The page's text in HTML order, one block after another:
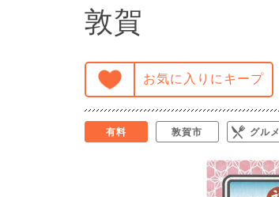
敦賀
お気に入りにキープ
有料 敦賀市 グルメ